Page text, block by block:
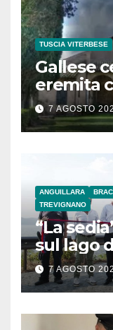
TUSCIA VITERBESE
Gallese
eremita
secolo
7 AGOSTO
ANGUILLARA
TREVIGNANO
“La
sul lago
7 AGOSTO